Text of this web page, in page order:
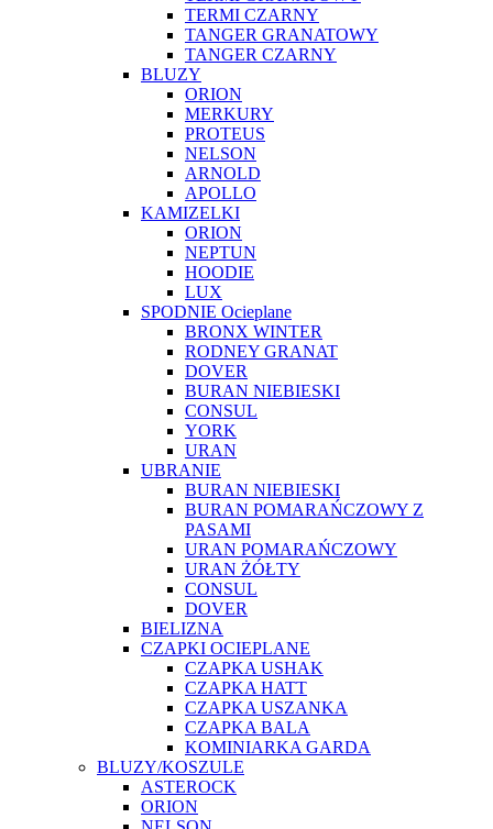
TERMI CZARNY
TANGER GRANATOWY
TANGER CZARNY
BLUZY
ORION
MERKURY
PROTEUS
NELSON
ARNOLD
APOLLO
KAMIZELKI
ORION
NEPTUN
HOODIE
LUX
SPODNIE Ocieplane
BRONX WINTER
RODNEY GRANAT
DOVER
BURAN NIEBIESKI
CONSUL
YORK
URAN
UBRANIE
BURAN NIEBIESKI
BURAN POMARAŃCZOWY Z
PASAMI
URAN POMARAŃCZOWY
URAN ŻÓŁTY
CONSUL
DOVER
BIELIZNA
CZAPKI OCIEPLANE
CZAPKA USHAK
CZAPKA HATT
CZAPKA USZANKA
CZAPKA BALA
KOMINIARKA GARDA
BLUZY/KOSZULE
ASTEROCK
ORION